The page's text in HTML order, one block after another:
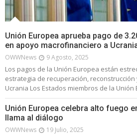
Unión Europea aprueba pago de
en apoyo macrofinanciero a
OWWNews 9 Agosto, 2025
Los pagos de la Unión Europea están
estrategia de recuperación,
Ucrania Los Estados miembros de la Unión
Unión Europea celebra alto fuego
llama al diálogo
OWWNews 19 Julio, 2025